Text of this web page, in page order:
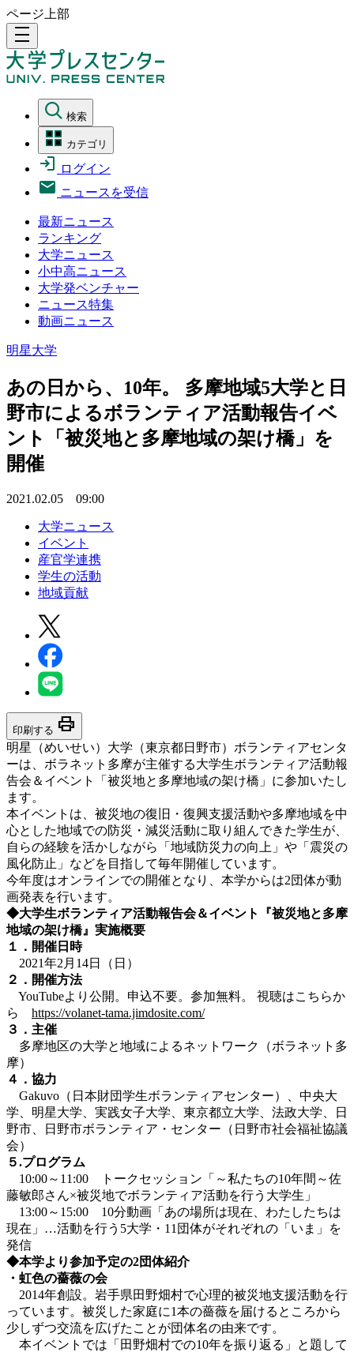
ページ上部
density_medium
検索
カテゴリ
ログイン
ニュースを受信
最新ニュース
ランキング
大学ニュース
小中高ニュース
大学発ベンチャー
ニュース特集
動画ニュース
明星大学
あの日から、10年。 多摩地域5大学と日
野市によるボランティア活動報告イベ
ント「被災地と多摩地域の架け橋」を
開催
2021.02.05 09:00
大学ニュース
イベント
産官学連携
学生の活動
地域貢献
印刷する print
明星（めいせい）大学（東京都日野市）ボランティアセンタ
ーは、ボラネット多摩が主催する大学生ボランティア活動報
告会＆イベント「被災地と多摩地域の架け橋」に参加いたし
ます。
本イベントは、被災地の復旧・復興支援活動や多摩地域を中
心とした地域での防災・減災活動に取り組んできた学生が、
自らの経験を活かしながら「地域防災力の向上」や「震災の
風化防止」などを目指して毎年開催しています。
今年度はオンラインでの開催となり、本学からは2団体が動
画発表を行います。
◆大学生ボランティア活動報告会＆イベント『被災地と多摩
地域の架け橋』実施概要
１．開催日時
2021年2月14日（日）
２．開催方法
YouTubeより公開。申込不要。参加無料。 視聴はこちらか
ら https://volanet-tama.jimdosite.com/
３．主催
多摩地区の大学と地域によるネットワーク（ボラネット多
摩）
４．協力
Gakuvo（日本財団学生ボランティアセンター）、中央大
学、明星大学、実践女子大学、東京都立大学、法政大学、日
野市、日野市ボランティア・センター（日野市社会福祉協議
会）
５.プログラム
10:00～11:00 トークセッション「～私たちの10年間～佐
藤敏郎さん×被災地でボランティア活動を行う大学生」
13:00～15:00 10分動画「あの場所は現在、わたしたちは
現在」…活動を行う5大学・11団体がそれぞれの「いま」を
発信
◆本学より参加予定の2団体紹介
・虹色の薔薇の会
2014年創設。岩手県田野畑村で心理的被災地支援活動を行
っています。被災した家庭に1本の薔薇を届けるところから
少しずつ交流を広げたことが団体名の由来です。
本イベントでは「田野畑村での10年を振り返る」と題して